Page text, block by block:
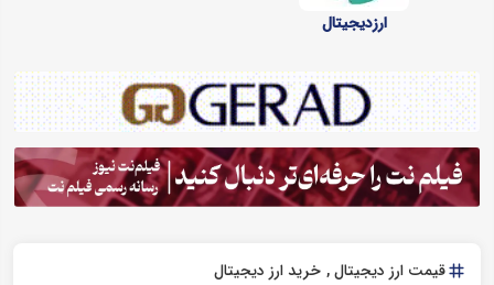
ارزدیجیتال
قیمت ارز دیجیتال خرید ارز دیجیتال